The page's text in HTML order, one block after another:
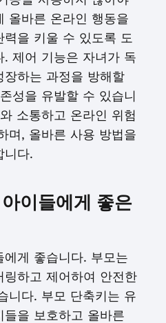
올바른 온라인 행동을
을 키울 수 있도록 도
. 제어 기능은 자녀가 독
장하는 과정을 방해할
성을 유발할 수 있습니
소통하고 온라인 위험
며, 올바른 사용 방법을
니다.
이들에게 좋은
게 좋습니다. 부모는
하고 제어하여 안전한
니다. 부모 단축키는 유
을 보호하고 올바른